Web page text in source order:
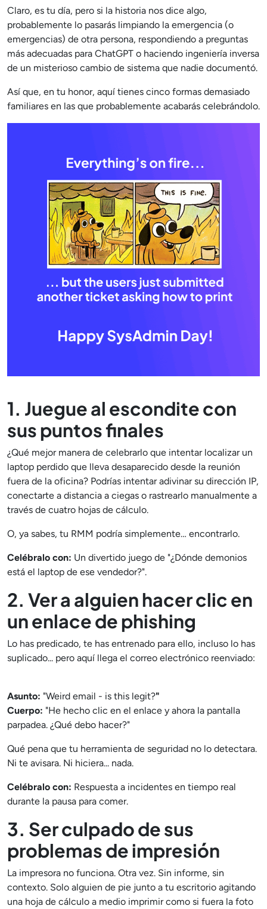
Claro, es tu día, pero si la historia nos dice algo,
probablemente lo pasarás limpiando la emergencia (o
emergencias) de otra persona, respondiendo a preguntas
más adecuadas para ChatGPT o haciendo ingeniería inversa
de un misterioso cambio de sistema que nadie documentó.
Así que, en tu honor, aquí tienes cinco formas demasiado
familiares en las que probablemente acabarás celebrándolo.
1. Juegue al escondite con
sus puntos finales
¿Qué mejor manera de celebrarlo que intentar localizar un
laptop perdido que lleva desaparecido desde la reunión
fuera de la oficina? Podrías intentar adivinar su dirección IP,
conectarte a distancia a ciegas o rastrearlo manualmente a
través de cuatro hojas de cálculo.
O, ya sabes, tu RMM podría simplemente… encontrarlo.
Celébralo con: Un divertido juego de "¿Dónde demonios
está el laptop de ese vendedor?".
2. Ver a alguien hacer clic en
un enlace de phishing
Lo has predicado, te has entrenado para ello, incluso lo has
suplicado... pero aquí llega el correo electrónico reenviado:
Asunto: "Weird email - is this legit?"
Cuerpo: "He hecho clic en el enlace y ahora la pantalla
parpadea. ¿Qué debo hacer?"
Qué pena que tu herramienta de seguridad no lo detectara.
Ni te avisara. Ni hiciera... nada.
Celébralo con: Respuesta a incidentes en tiempo real
durante la pausa para comer.
3. Ser culpado de sus
problemas de impresión
La impresora no funciona. Otra vez. Sin informe, sin
contexto. Solo alguien de pie junto a tu escritorio agitando
una hoja de cálculo a medio imprimir como si fuera la foto